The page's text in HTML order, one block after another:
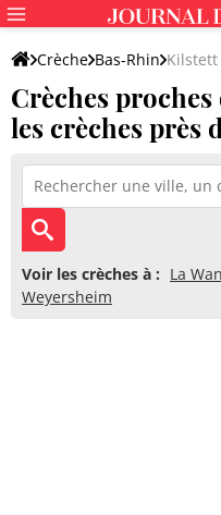
Crèche Bas-Rhin Kilstett
Crèches proches
les crèches près
Voir les crèches à : La
Weyersheim